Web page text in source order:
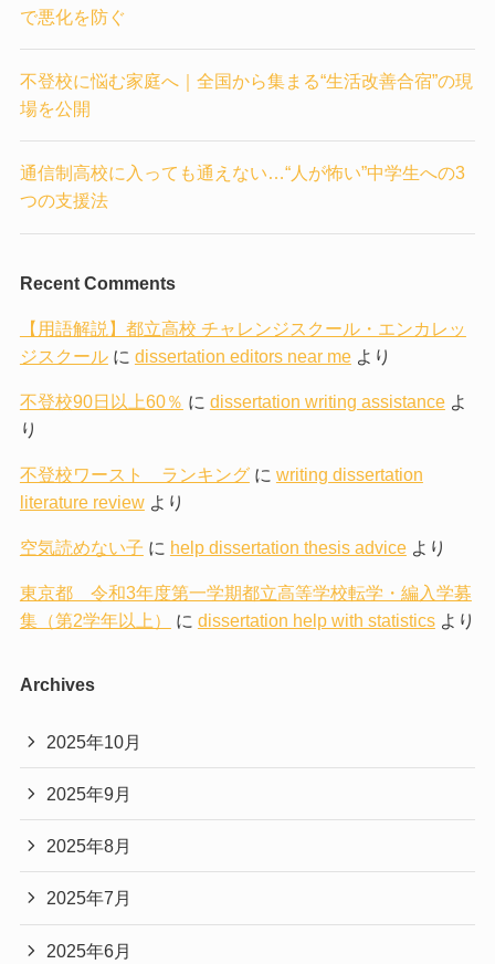
で悪化を防ぐ
不登校に悩む家庭へ｜全国から集まる“生活改善合宿”の現
場を公開
通信制高校に入っても通えない…“人が怖い”中学生への3
つの支援法
Recent Comments
【用語解説】都立高校 チャレンジスクール・エンカレッ
ジスクールに dissertation editors near meより
不登校90日以上60％ に dissertation writing assistanceよ
り
不登校ワースト ランキングに writing dissertation
literature reviewより
空気読めない子 に help dissertation thesis adviceより
東京都 令和3年度第一学期都立高等学校転学・編入学募
集（第2学年以上）
に dissertation help with statisticsより
Archives
2025年10月
2025年9月
2025年8月
2025年7月
2025年6月